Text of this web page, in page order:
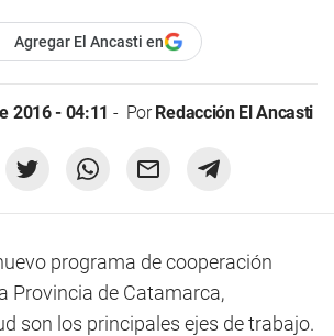
Agregar El Ancasti en
2016 - 04:11 PorRedacción El Ancasti
programa de cooperación
Provincia de Catamarca,
son los principales ejes de trabajo.